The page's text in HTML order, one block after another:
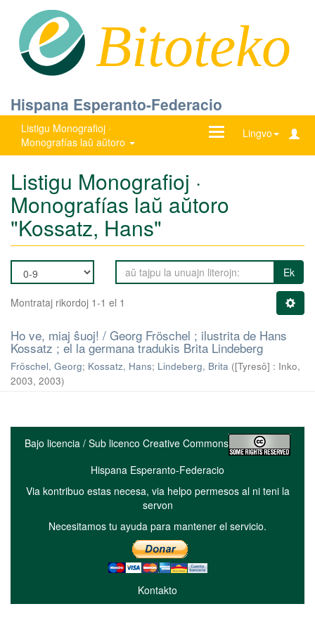
Bitoteko
Hispana Esperanto-Federacio
Listigu Monografioj ·
Monografías laŭ aŭtoro
Lingvo
Ŝanĝu
Listigu Monografioj ·
Monografías laŭ aŭtoro
"Kossatz, Hans"
Ek
Montrataj rikordoj 1-1 el 1
Ho ve, miaj ŝuoj! / Georg Fröschel ; ilustrita de Hans
Kossatz ; el la germana tradukis Brita Lindeberg
Fröschel, Georg; Kossatz, Hans; Lindeberg, Brita ([Tyresö] : Inko,
2003, 2003)
Bajo licencia / Sub licenco Creative Commons
Hispana Esperanto-Federacio
Via kontribuo estas necesa, via helpo permesos al ni teni la
servon
Necesitamos tu ayuda para mantener el servicio.
Kontakto